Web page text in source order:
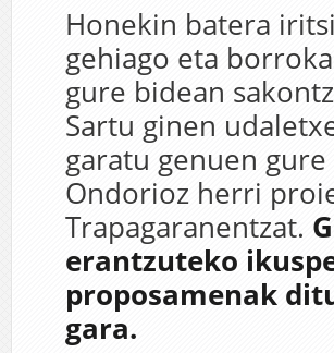
Honekin batera
gehiago eta
gure bidean
Sartu ginen
garatu genuen
Ondorioz herri
Trapagaranentzat.
erantzuteko
proposamenak
gara.